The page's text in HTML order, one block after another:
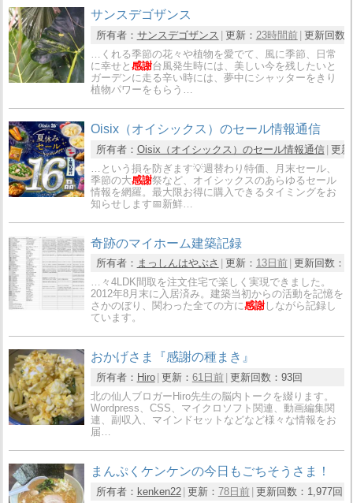
サンスデゴザンス
所有者： サンスデゴザンス 更新： 23時間前 更新回数
…くれる季節の花々や植物を愛でて、風に季節、日常
に幸せと感謝台風発生時には、美しい今を残したいと
ガーデンに走る辛い時には、夢中にシャッターをきり
植物パワーをもらう…
Oisix（オイシックス）のセール情報通信
所有者： Oisix（オイシックス）のセール情報通信 更
…という損を防ぎます💡週替わり特価、月末セール、
季節の大感謝祭など、オイシックスのあらゆるセール
情報を網羅。最大限お得に購入できるタイミングをお
知らせします📅新鮮…
奇跡のマイホーム建築記録
所有者： まっしんはやぶさ 更新： 13日前 更新回数：
…々4LDK間取を注文住宅で楽しく実現できました。
2012年8月末に入居済み。建築当初からの活動を記憶を
さかのぼり、関わった全ての方に感謝 しながら記録し
ています。
おかげさま『感謝の種まき』
所有者： Hiro 更新： 61日前 更新回数： 93回
北の仙人ブロガーHiro先生の脳内トークを綴ります。
Wordpress、CSS、マイクロソフト関連、動画編集関
連、副収入、マインドセットなどなど様々な情報をお
届…
まんぷくケンケンの今日もごちそうさま！
所有者： kenken22 更新： 78日前 更新回数： 1,977回